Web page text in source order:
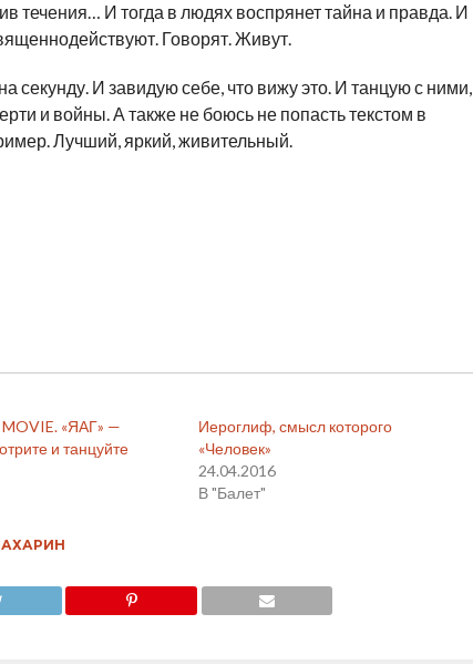
течения… И тогда в людях воспрянет тайна и правда. И
Говорят. Живут.
секунду. И завидую себе, что вижу это. И танцую с ними,
и войны. А также не боюсь не попасть текстом в
Лучший, яркий, живительный.
MOVIE. «ЯАГ» —
и танцуйте
Иероглиф, смысл которого
«Человек»
24.04.2016
В "Балет"